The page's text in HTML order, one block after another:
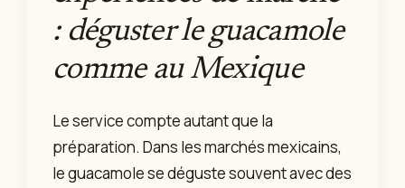
: déguster le guacamole
comme au Mexique
Le service compte autant que la
préparation. Dans les marchés mexicains,
le guacamole se déguste souvent avec des